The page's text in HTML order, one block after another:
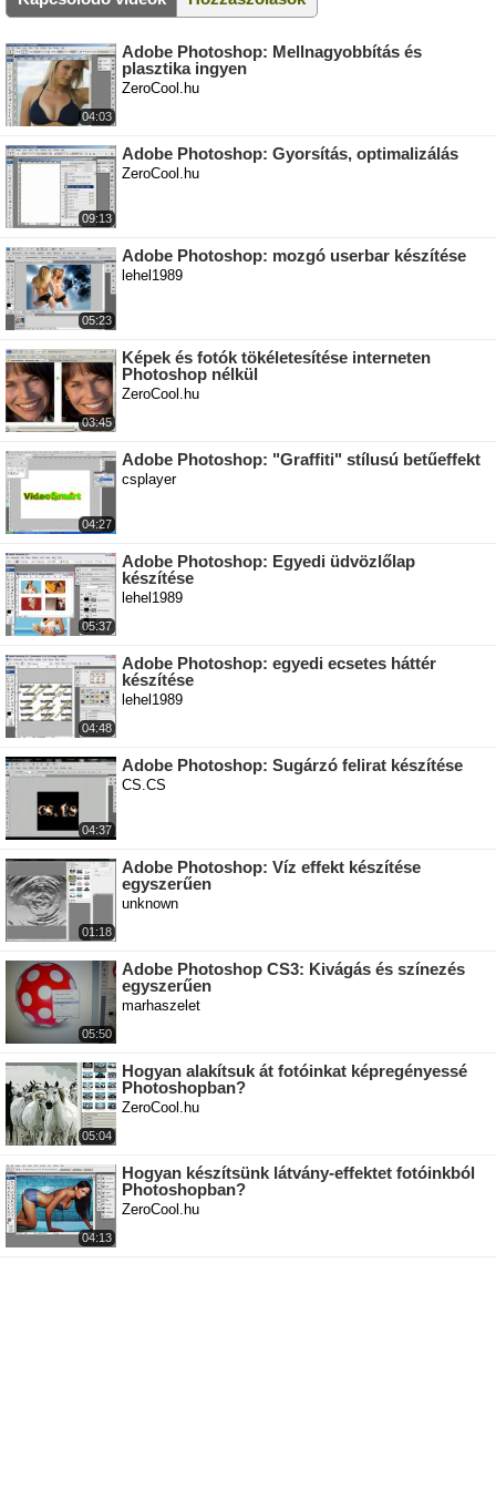
04:03
Adobe Photoshop: Mellnagyobbítás és
plasztika ingyen
ZeroCool.hu
09:13
Adobe Photoshop: Gyorsítás, optimalizálás
ZeroCool.hu
05:23
Adobe Photoshop: mozgó userbar készítése
lehel1989
03:45
Képek és fotók tökéletesítése interneten
Photoshop nélkül
ZeroCool.hu
04:27
Adobe Photoshop: "Graffiti" stílusú betűeffekt
csplayer
05:37
Adobe Photoshop: Egyedi üdvözlőlap
készítése
lehel1989
04:48
Adobe Photoshop: egyedi ecsetes háttér
készítése
lehel1989
04:37
Adobe Photoshop: Sugárzó felirat készítése
CS.CS
01:18
Adobe Photoshop: Víz effekt készítése
egyszerűen
unknown
05:50
Adobe Photoshop CS3: Kivágás és színezés
egyszerűen
marhaszelet
05:04
Hogyan alakítsuk át fotóinkat képregényessé
Photoshopban?
ZeroCool.hu
04:13
Hogyan készítsünk látvány-effektet fotóinkból
Photoshopban?
ZeroCool.hu